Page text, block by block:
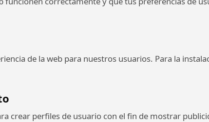
de la web para nuestros usuarios. Para la
crear perfiles de usuario con el fin de mostrar